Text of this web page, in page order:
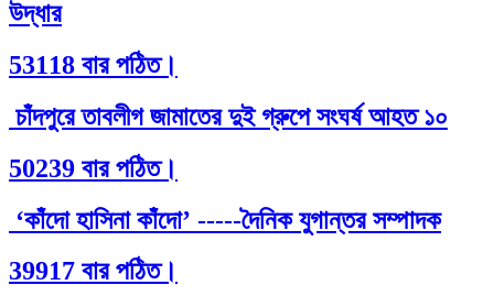
উদ্ধার
53118 বার পঠিত।
চাঁদপুরে তাবলীগ জামাতের দুই গ্রুপে সংঘর্ষ আহত ১০
50239 বার পঠিত।
‘কাঁদো হাসিনা কাঁদো’ -----দৈনিক যুগান্তর সম্পাদক
39917 বার পঠিত।